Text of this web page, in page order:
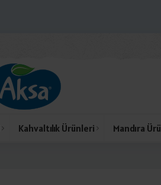
Kahvaltılık Ürünleri Mandıra